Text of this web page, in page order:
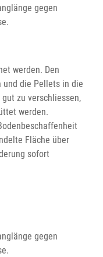
gegen
werden. Den
und die Pellets in die
zu verschliessen,
werden.
Fläche über
sofort
gegen